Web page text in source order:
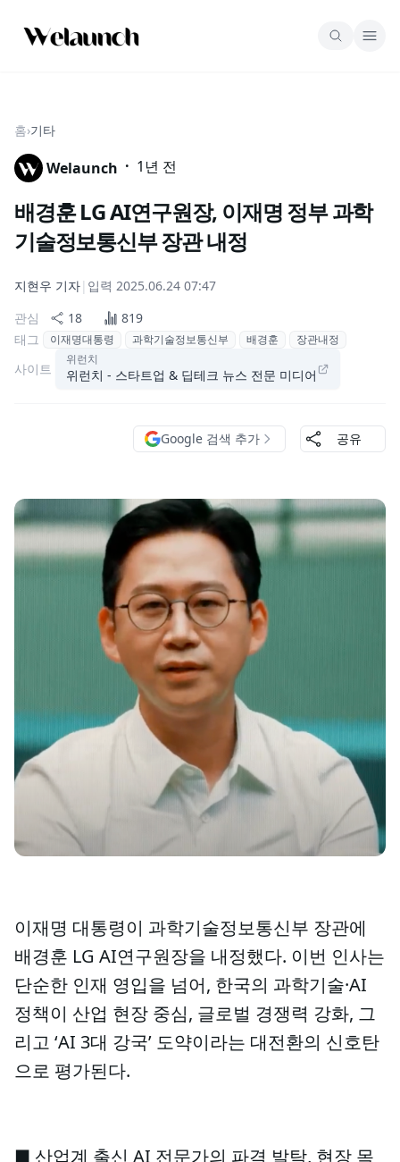
홈›기타
Welaunch · 1년 전
배경훈 LG AI연구원장, 이재명 정부 과학
기술정보통신부 장관 내정
지현우 기자| 입력 2025.06.24 07:47
관심
18
819
태그
이재명대통령 과학기술정보통신부 배경훈 장관내정
사이트
위런치
위런치 - 스타트업 & 딥테크 뉴스 전문 미디어
Google 검색 추가 공유
이재명 대통령이 과학기술정보통신부 장관에
배경훈 LG AI연구원장을 내정했다. 이번 인사는
단순한 인재 영입을 넘어, 한국의 과학기술·AI
정책이 산업 현장 중심, 글로벌 경쟁력 강화, 그
리고 ‘AI 3대 강국’ 도약이라는 대전환의 신호탄
으로 평가된다.
■ 산업계 출신 AI 전문가의 파격 발탁, 현장 목